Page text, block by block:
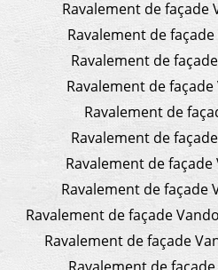
Ravalement de façade
Ravalement de
Ravalement de
Ravalement de
Ravalement de
Ravalement de
Ravalement de
Ravalement de façade
Ravalement de façade
Ravalement de façade